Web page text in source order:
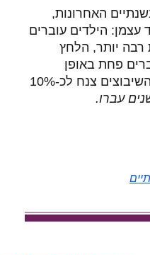
האחרונות,
הילדים עוברים
יותר, הלחץ
פחת באופן
דרמטי, ושיעור הערעורים על השיבוצים צנח לכ-10%
.